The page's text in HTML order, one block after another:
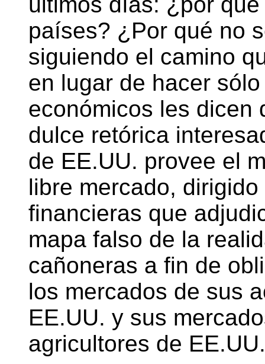
países? ¿Por qué no
siguiendo el camino
en lugar de hacer
económicos les dicen
dulce retórica
de EE.UU. provee el
libre mercado,
financieras que
mapa falso de la
cañoneras a fin de
los mercados de sus
EE.UU. y sus
agricultores de EE.UU.